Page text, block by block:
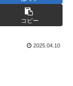
コピー
2025.04.10